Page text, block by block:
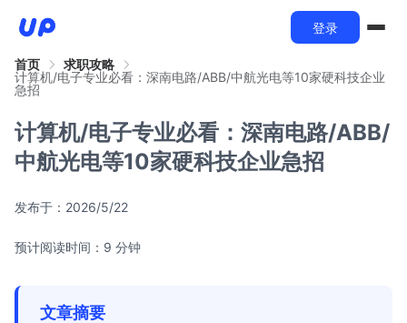
登录
首页
求职攻略
计算机/电子专业必看：深南电路/ABB/中航光电等10家硬科技企业
急招
计算机/电子专业必看：深南电路/ABB/
中航光电等10家硬科技企业急招
发布于： 2026/5/22
预计阅读时间：9 分钟
文章摘要